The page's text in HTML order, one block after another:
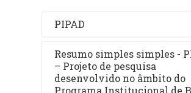
PIPAD
Resumo simples simples -
– Projeto de pesquisa
desenvolvido no âmbito do
Programa Institucional de